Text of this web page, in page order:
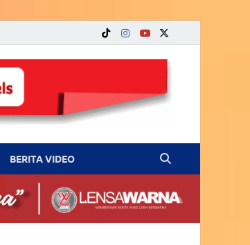
BERITA VIDEO